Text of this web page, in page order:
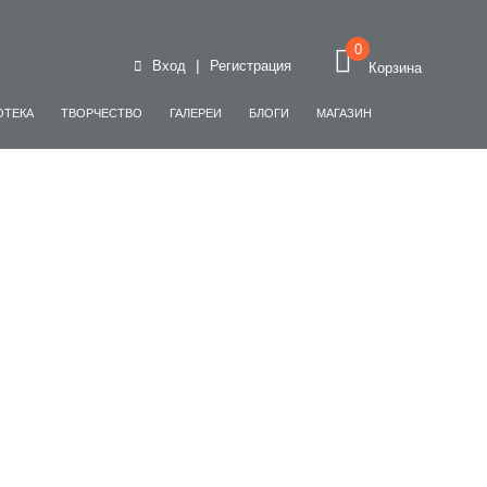
ТВОРЧЕСТВО ГАЛЕРЕИ БЛОГИ МАГАЗИН
Вход | Регистрация
0
Корзина